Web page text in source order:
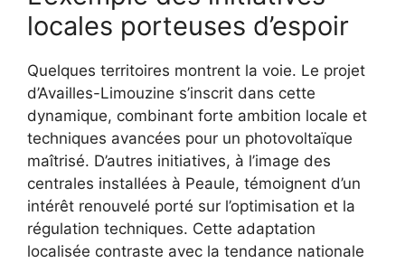
locales porteuses d’espoir
Quelques territoires montrent la voie. Le projet
d’Availles-Limouzine s’inscrit dans cette
dynamique, combinant forte ambition locale et
techniques avancées pour un photovoltaïque
maîtrisé. D’autres initiatives, à l’image des
centrales installées à Peaule, témoignent d’un
intérêt renouvelé porté sur l’optimisation et la
régulation techniques. Cette adaptation
localisée contraste avec la tendance nationale